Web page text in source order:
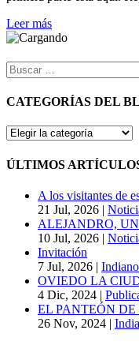
Leer más
Buscar:
CATEGORÍAS DEL
CATEGORÍAS
BLOG
ÚLTIMOS
A los visitantes de
21 Jul, 2026 |
ALEJANDRO,
10 Jul, 2026 |
Invitación
7 Jul, 2026 |
OVIEDO LA
4 Dic, 2024 |
EL PANTEÓN DE
26 Nov, 2024 |